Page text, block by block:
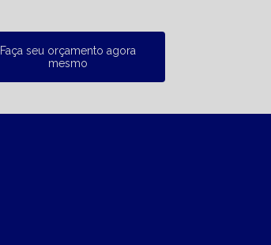
Faça seu orçamento agora
mesmo